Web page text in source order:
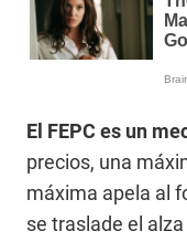
El FEPC es un
precios, una
máxima apela al
se traslade el